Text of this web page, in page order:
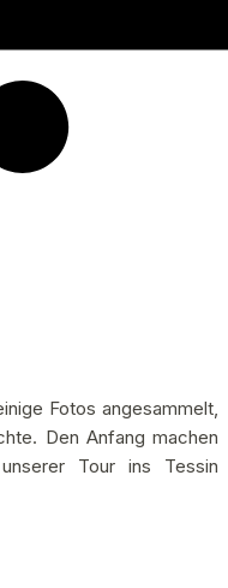
Fotos angesammelt,
Den Anfang machen
Tour ins Tessin